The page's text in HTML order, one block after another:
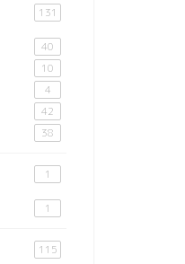
131
40
10
4
42
38
1
1
115